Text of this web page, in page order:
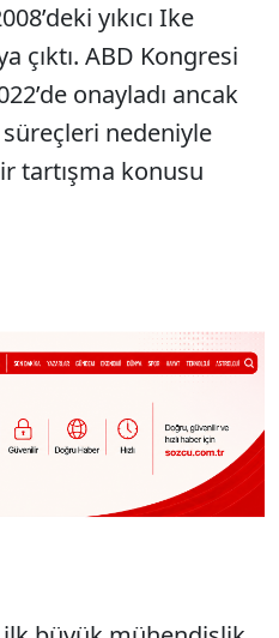
yıkıcı Ike
çıktı. ABD Kongresi
onayladı ancak
nedeniyle
tartışma konusu